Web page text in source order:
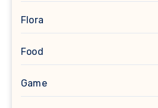
Flora
Food
Game